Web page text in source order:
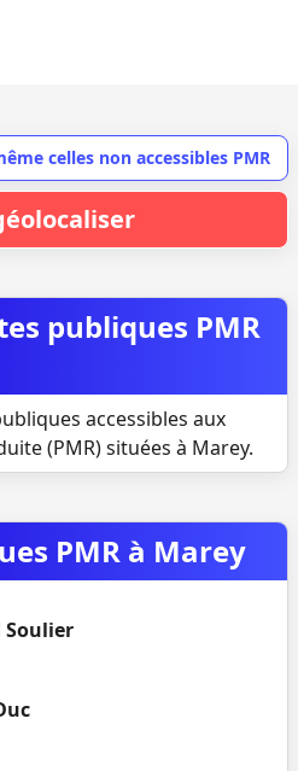
celles non accessibles PMR
publiques PMR
accessibles aux
(PMR) situées à Marey.
PMR à Marey
Soulier